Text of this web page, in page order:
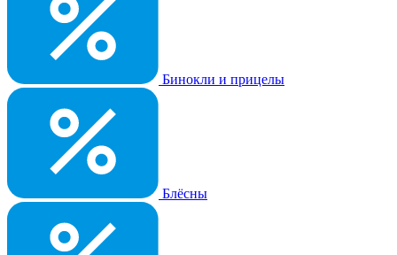
Бинокли и прицелы
Блёсны